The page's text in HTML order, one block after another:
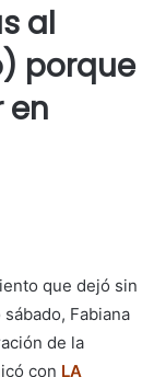
al
porque
en
que dejó sin
Fabiana
de la
con LA